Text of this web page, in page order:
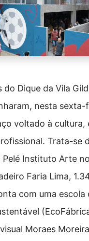
do Dique da Vila
nesta sexta-
voltado à cultura,
Trata-se
Pelé Instituto Arte
Faria Lima,
com uma escola
Moraes